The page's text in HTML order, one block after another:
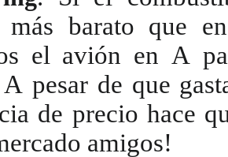
más barato que
el avión en A
pesar de que
de precio hace
amigos!